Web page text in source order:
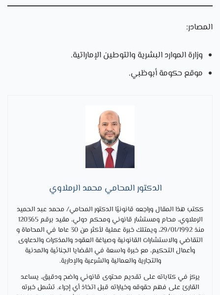
المصادر:
وزارة الموارد البشرية والتوطين الإماراتية.
موقع حكومة أبوظبي.
الدكتور المحامي محمد الرملاوي
ككتب هذا المقال وراجعه قانونيًا الدكتور المحامي/ محمد عبد الحميد
الرملاوي، محام ومستشار قانوني ومحكم دولي، مقيد برقم 120365
منذ 29/01/1992، ويمتلك خبرة عملية لأكثر من 30 عاما في المحاماة و
التقاضي والاستشارات القانونية وصياغة العقود والمذكرات والدعاوى
وأعمال التحكيم، مع خبرة واسعة في القضايا الجنائية والمدنية
والتجارية والعمالية والشرعية والإدارية.
يركز في كتاباته على تقديم محتوى قانوني واضح ودقيق، يساعد
القارئ على فهم حقوقه وخياراته قبل اتخاذ أي إجراء. تشمل خبرته